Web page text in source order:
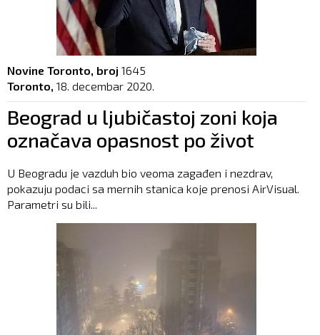
Novine Toronto, broj 1645
Toronto, 18. decembar 2020.
Beograd u ljubičastoj zoni koja
označava opasnost po život
U Beogradu je vazduh bio veoma zagađen i nezdrav,
pokazuju podaci sa mernih stanica koje prenosi AirVisual.
Parametri su bili...